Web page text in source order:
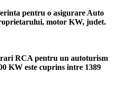
pentru o asigurare Auto
motor KW, judet.
RCA pentru un autoturism
KW este cuprins intre 1389